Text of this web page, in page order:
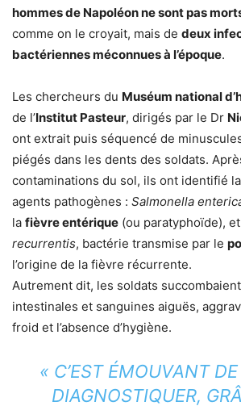
hommes de Napoléon ne sont pas
comme on le croyait, mais de deux
bactériennes méconnues à l’époque.
Les chercheurs du Muséum national
de l’Institut Pasteur, dirigés par le Dr
ont extrait puis séquencé de
piégés dans les dents des soldats.
contaminations du sol, ils ont identifié
agents pathogènes : Salmonella
la fièvre entérique (ou paratyphoïde), et
recurrentis, bactérie transmise par le
l’origine de la fièvre récurrente.
Autrement dit, les soldats
intestinales et sanguines aiguës,
froid et l’absence d’hygiène.
« C’EST ÉMOUVANT
DIAGNOSTIQUER,